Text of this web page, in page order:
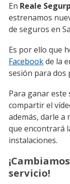
En Reale
estrenamos
de seguros en
Es por ello que
Facebookde la
sesión para dos
Para ganar
compartir el
además, darle a
que encontrará
instalaciones.
servicio!